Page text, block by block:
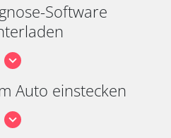
Software
Auto einstecken